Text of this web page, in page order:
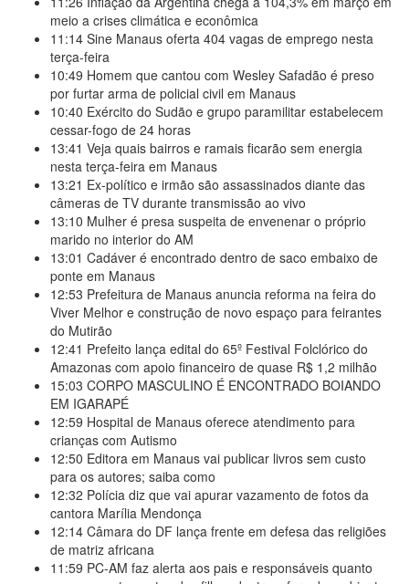
meio a crises climática e econômica
11:14 Sine Manaus oferta 404 vagas de emprego nesta
terça-feira
10:49 Homem que cantou com Wesley Safadão é preso
por furtar arma de policial civil em Manaus
10:40 Exército do Sudão e grupo paramilitar estabelecem
cessar-fogo de 24 horas
13:41 Veja quais bairros e ramais ficarão sem energia
nesta terça-feira em Manaus
13:21 Ex-político e irmão são assassinados diante das
câmeras de TV durante transmissão ao vivo
13:10 Mulher é presa suspeita de envenenar o próprio
marido no interior do AM
13:01 Cadáver é encontrado dentro de saco embaixo de
ponte em Manaus
12:53 Prefeitura de Manaus anuncia reforma na feira do
Viver Melhor e construção de novo espaço para feirantes
do Mutirão
12:41 Prefeito lança edital do 65º Festival Folclórico do
Amazonas com apoio financeiro de quase R$ 1,2 milhão
15:03 CORPO MASCULINO É ENCONTRADO BOIANDO
EM IGARAPÉ
12:59 Hospital de Manaus oferece atendimento para
crianças com Autismo
12:50 Editora em Manaus vai publicar livros sem custo
para os autores; saiba como
12:32 Polícia diz que vai apurar vazamento de fotos da
cantora Marília Mendonça
12:14 Câmara do DF lança frente em defesa das religiões
de matriz africana
11:59 PC-AM faz alerta aos pais e responsáveis quanto